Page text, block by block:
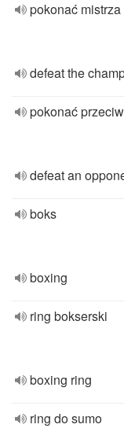
pokonać mistrza
defeat the
pokonać
defeat an
boks
boxing
ring bokserski
boxing ring
ring do sumo